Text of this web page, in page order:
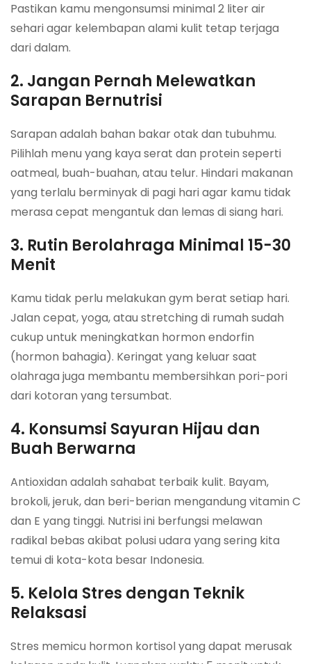
Pastikan kamu mengonsumsi minimal 2 liter air
sehari agar kelembapan alami kulit tetap terjaga
dari dalam.
2. Jangan Pernah Melewatkan
Sarapan Bernutrisi
Sarapan adalah bahan bakar otak dan tubuhmu.
Pilihlah menu yang kaya serat dan protein seperti
oatmeal, buah-buahan, atau telur. Hindari makanan
yang terlalu berminyak di pagi hari agar kamu tidak
merasa cepat mengantuk dan lemas di siang hari.
3. Rutin Berolahraga Minimal 15-30
Menit
Kamu tidak perlu melakukan gym berat setiap hari.
Jalan cepat, yoga, atau stretching di rumah sudah
cukup untuk meningkatkan hormon endorfin
(hormon bahagia). Keringat yang keluar saat
olahraga juga membantu membersihkan pori-pori
dari kotoran yang tersumbat.
4. Konsumsi Sayuran Hijau dan
Buah Berwarna
Antioxidan adalah sahabat terbaik kulit. Bayam,
brokoli, jeruk, dan beri-berian mengandung vitamin C
dan E yang tinggi. Nutrisi ini berfungsi melawan
radikal bebas akibat polusi udara yang sering kita
temui di kota-kota besar Indonesia.
5. Kelola Stres dengan Teknik
Relaksasi
Stres memicu hormon kortisol yang dapat merusak